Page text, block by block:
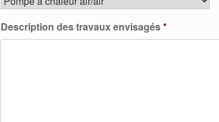
Description des travaux envisagés*